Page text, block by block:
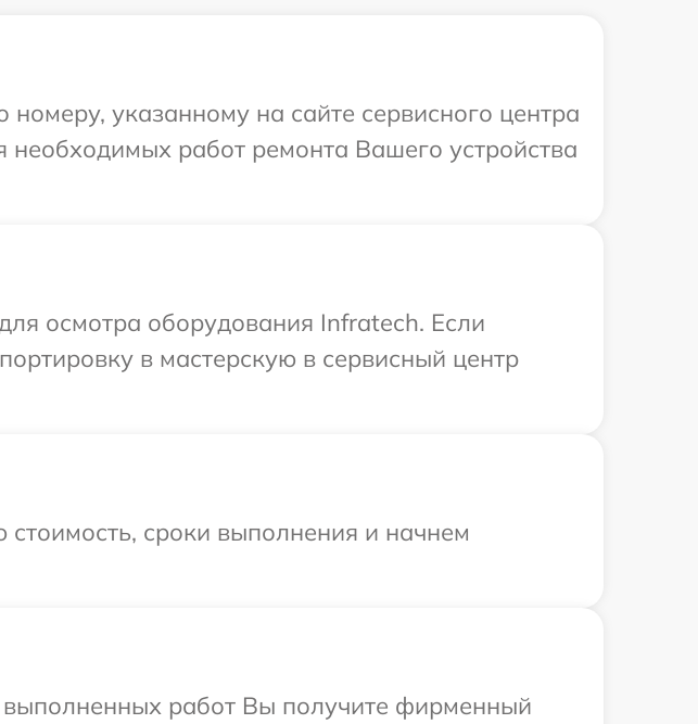
указанному на сайте сервисного центра
работ ремонта Вашего устройства
осмотра оборудования Infratech. Если
в мастерскую в сервисный центр
сроки выполнения и начнем
выполненных работ Вы получите фирменный